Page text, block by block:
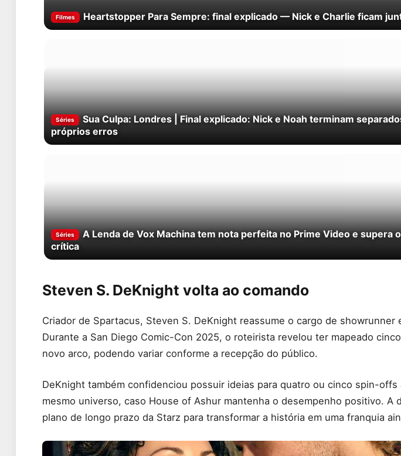
Filmes Heartstopper Para Sempre: final explicado — Nick e Charlie ficam
Séries
Sua Culpa: Londres | Final explicado: Nick e Noah terminam
próprios erros
Séries
A Lenda de Vox Machina tem nota perfeita no Prime Video e supera
crítica
Steven S. DeKnight volta ao comando
Criador de Spartacus, Steven S. DeKnight reassume o cargo de
Durante a San Diego Comic-Con 2025, o roteirista revelou ter mapeado
novo arco, podendo variar conforme a recepção do público.
DeKnight também confidenciou possuir ideias para quatro ou cinco spin-offs
mesmo universo, caso House of Ashur mantenha o desempenho positivo. A
plano de longo prazo da Starz para transformar a história em uma franquia